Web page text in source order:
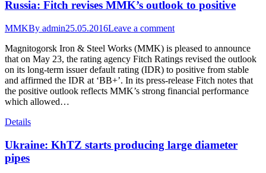
Russia: Fitch revises MMK’s outlook to positive
MMKBy admin25.05.2016Leave a comment
Magnitogorsk Iron & Steel Works (MMK) is pleased to announce
that on May 23, the rating agency Fitch Ratings revised the outlook
on its long-term issuer default rating (IDR) to positive from stable
and affirmed the IDR at ‘BB+’. In its press-release Fitch notes that
the positive outlook reflects MMK’s strong financial performance
which allowed…
Details
Ukraine: KhTZ starts producing large diameter
pipes